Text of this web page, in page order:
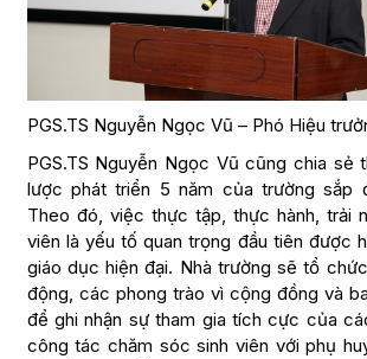
PGS.TS Nguyễn Ngọc Vũ – Phó Hiệu
PGS.TS Nguyễn Ngọc Vũ cũng chia sẻ
lược phát triển 5 năm của trường sắp
Theo đó, việc thực tập, thực hành, trải
viên là yếu tố quan trọng đầu tiên được
giáo dục hiện đại. Nhà trường sẽ tổ
động, các phong trào vì cộng đồng và
để ghi nhận sự tham gia tích cực của
công tác chăm sóc sinh viên với phụ